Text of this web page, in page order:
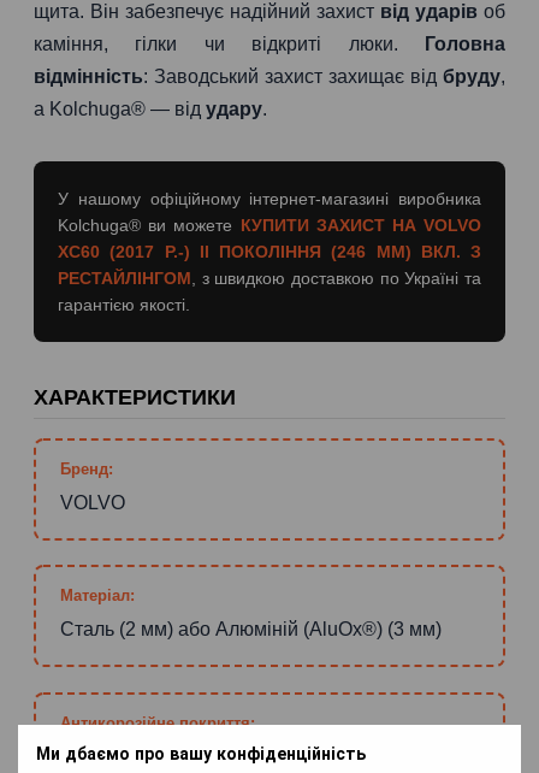
Ми дбаємо про вашу конфіденційність
щита. Він забезпечує надійний захист від ударів об
каміння, гілки чи відкриті люки.
Головна
відмінність: Заводський захист захищає від бруду,
а Kolchuga® — від удару.
У нашому офіційному інтернет-магазині виробника
Kolchuga® ви можете КУПИТИ ЗАХИСТ НА VOLVO
XC60 (2017 Р.-) II ПОКОЛІННЯ (246 ММ) ВКЛ. З
РЕСТАЙЛІНГОМ , з швидкою доставкою по Україні та
гарантією якості.
ХАРАКТЕРИСТИКИ
Бренд:
VOLVO
Матеріал:
Сталь (2 мм) або Алюміній (AluOx®) (3 мм)
Антикорозійне покриття:
Standart (сталь+фарба) або WhiteCover®